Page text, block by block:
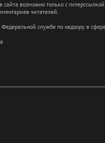
сайта возможно только с
читателей.
Федеральной службе по надзору в